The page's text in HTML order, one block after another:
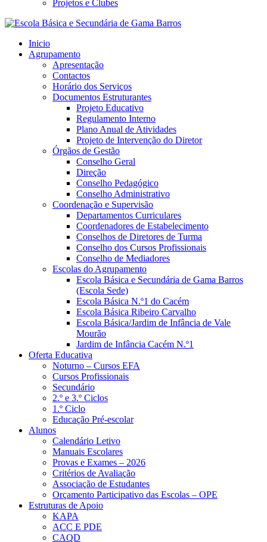
Projetos e Clubes
Inicio
Agrupamento
Apresentação
Contactos
Horário dos Serviços
Documentos Estruturantes
Projeto Educativo
Regulamento Interno
Plano Anual de Atividades
Projeto de Intervenção do Diretor
Órgãos de Gestão
Conselho Geral
Direção
Conselho Pedagógico
Conselho Administrativo
Coordenação e Supervisão
Departamentos Curriculares
Coordenadores de Estabelecimento
Conselhos de Diretores de Turma
Conselho dos Cursos Profissionais
Conselho de Mediadores
Escolas do Agrupamento
Escola Básica e Secundária de Gama Barros
(Escola Sede)
Escola Básica N.º1 do Cacém
Escola Básica Ribeiro Carvalho
Escola Básica/Jardim de Infância de Vale
Mourão
Jardim de Infância Cacém N.º1
Oferta Educativa
Noturno – Cursos EFA
Cursos Profissionais
Secundário
2.º e 3.º Ciclos
1.º Ciclo
Educação Pré-escolar
Alunos
Calendário Letivo
Manuais Escolares
Provas e Exames – 2026
Critérios de Avaliação
Associação de Estudantes
Orçamento Participativo das Escolas – OPE
Estruturas de Apoio
KAPA
ACC E PDE
CAQD